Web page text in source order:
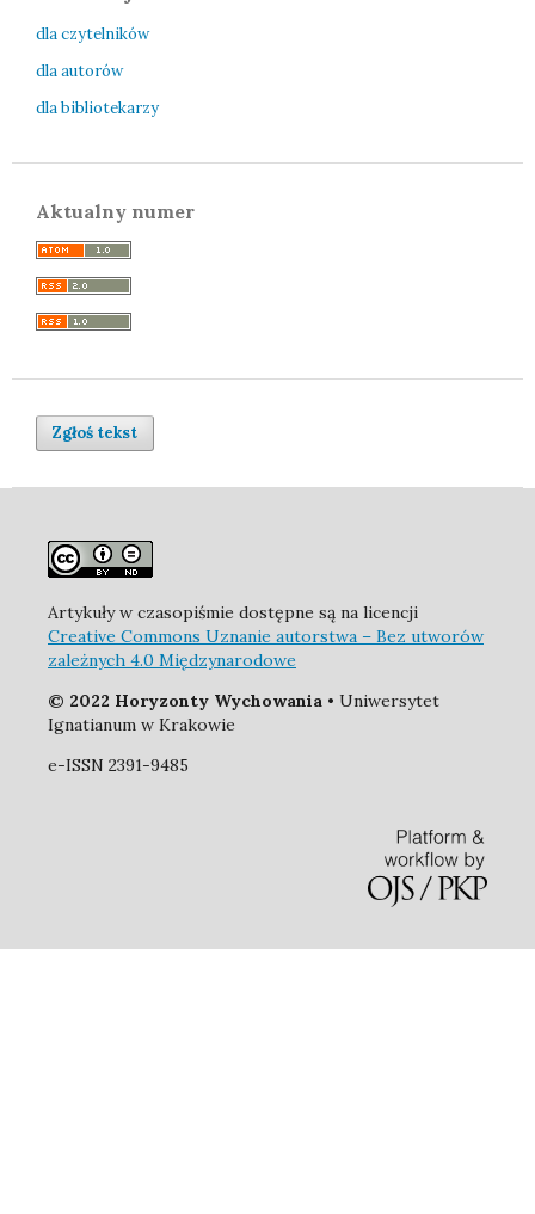
dla czytelników
dla autorów
dla bibliotekarzy
Aktualny numer
Zgłoś tekst
Artykuły w czasopiśmie dostępne są na licencji
Creative Commons Uznanie autorstwa – Bez utworów
zależnych 4.0 Międzynarodowe
© 2022 Horyzonty Wychowania • Uniwersytet
Ignatianum w Krakowie
e-ISSN 2391-9485